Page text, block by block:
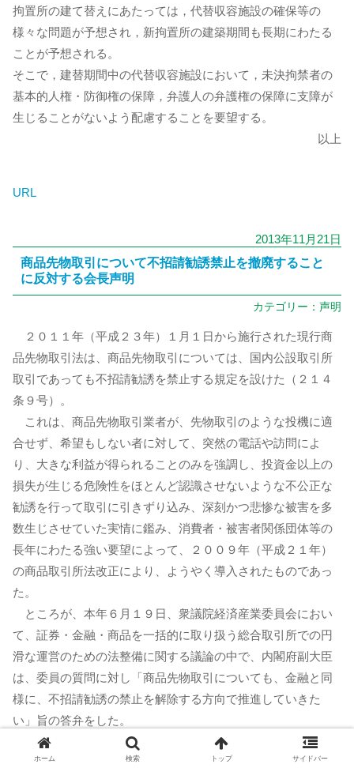
拘置所の建て替えにあたっては，代替収容施設の確保等の
様々な問題が予想され，新拘置所の建築期間も長期にわたる
ことが予想される。
そこで，建替期間中の代替収容施設において，未決拘禁者の
基本的人権・防御権の保障，弁護人の弁護権の保障に支障が
生じることがないよう配慮することを要望する。
以上
URL
2013年11月21日
商品先物取引について不招請勧誘禁止を撤廃すること
に反対する会長声明
カテゴリー： 声明
２０１１年（平成２３年）１月１日から施行された現行商
品先物取引法は、商品先物取引については、国内公設取引所
取引であっても不招請勧誘を禁止する規定を設けた（２１４
条９号）。
これは、商品先物取引業者が、先物取引のような投機に適
合せず、希望もしない者に対して、突然の電話や訪問によ
り、大きな利益が得られることのみを強調し、投資金以上の
損失が生じる危険性をほとんど認識させないような不公正な
勧誘を行って取引に引きずり込み、深刻かつ悲惨な被害を多
数生じさせていた実情に鑑み、消費者・被害者関係団体等の
長年にわたる強い要望によって、２００９年（平成２１年）
の商品取引所法改正により、ようやく導入されたものであっ
た。
ところが、本年６月１９日、衆議院経済産業委員会におい
て、証券・金融・商品を一括的に取り扱う総合取引所での円
滑な運営のための法整備に関する議論の中で、内閣府副大臣
は、委員の質問に対し「商品先物取引についても、金融と同
様に、不招請勧誘の禁止を解除する方向で推進していきた
い」旨の答弁をした。
この答弁は、総合取引所において商品先物取引業者に対し
ても監督権限を有する金融庁が、総合取引所に関する法規制
ホーム 検索 トップ サイドバー